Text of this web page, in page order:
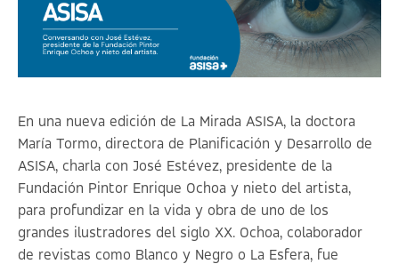
En una nueva edición de La Mirada ASISA, la doctora
María Tormo, directora de Planificación y Desarrollo de
ASISA, charla con José Estévez, presidente de la
Fundación Pintor Enrique Ochoa y nieto del artista,
para profundizar en la vida y obra de uno de los
grandes ilustradores del siglo XX. Ochoa, colaborador
de revistas como Blanco y Negro o La Esfera, fue